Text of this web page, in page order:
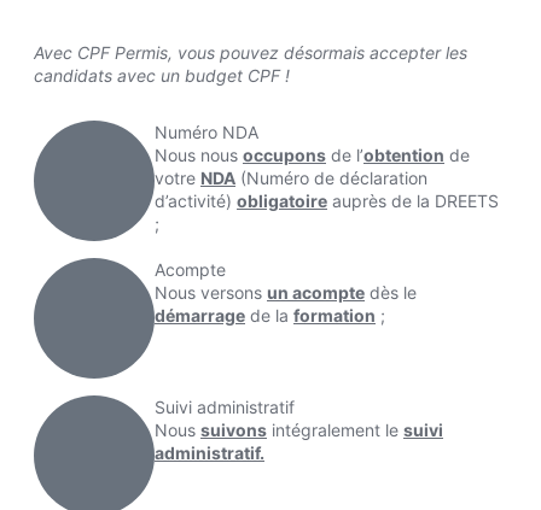
Avec CPF Permis, vous pouvez désormais accepter les
candidats avec un budget CPF !
Numéro NDA
Nous nous occupons de l’obtention de
votre NDA (Numéro de déclaration
d’activité) obligatoire auprès de la DREETS
;
Acompte
Nous versons un acompte dès le
démarrage de la formation ;
Suivi administratif
Nous suivons intégralement le suivi
administratif.